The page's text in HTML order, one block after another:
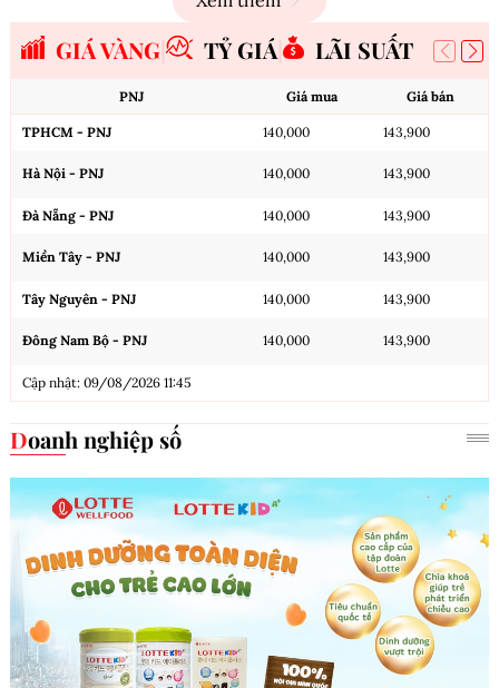
GIÁ VÀNG TỶ GIÁ LÃI SUẤT
PNJ Giá mua Giá bán
TPHCM - PNJ 140,000 143,900
Hà Nội - PNJ 140,000 143,900
Đà Nẵng - PNJ 140,000 143,900
Miền Tây - PNJ 140,000 143,900
Tây Nguyên - PNJ 140,000 143,900
Đông Nam Bộ - PNJ 140,000 143,900
Cập nhật: 09/08/2026 11:45
Doanh nghiệp số